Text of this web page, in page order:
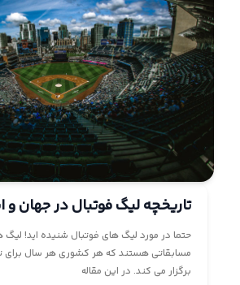
تاریخچه لیگ فوتبال در جهان و
حتما در مورد لیگ های فوتبال شنیده اید! لیگ
مسابقاتی هستند که هر کشوری هر سال برای
برگزار می کند. در این مقاله